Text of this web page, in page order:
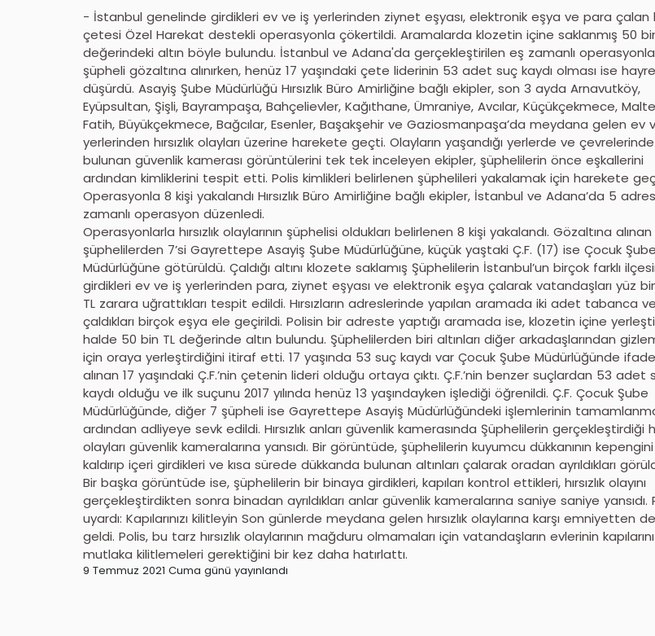
- İstanbul genelinde girdikleri ev ve iş yerlerinden ziynet eşyası, elektronik eşya ve para çalan
çetesi Özel Harekat destekli operasyonla çökertildi. Aramalarda klozetin içine saklanmış 50
değerindeki altın böyle bulundu. İstanbul ve Adana'da gerçekleştirilen eş zamanlı
şüpheli gözaltına alınırken, henüz 17 yaşındaki çete liderinin 53 adet suç kaydı olması ise
düşürdü. Asayiş Şube Müdürlüğü Hırsızlık Büro Amirliğine bağlı ekipler, son 3 ayda Arnavutköy,
Eyüpsultan, Şişli, Bayrampaşa, Bahçelievler, Kağıthane, Ümraniye, Avcılar, Küçükçekmece,
Fatih, Büyükçekmece, Bağcılar, Esenler, Başakşehir ve Gaziosmanpaşa’da meydana gelen ev
yerlerinden hırsızlık olayları üzerine harekete geçti. Olayların yaşandığı yerlerde ve çevrelerinde
bulunan güvenlik kamerası görüntülerini tek tek inceleyen ekipler, şüphelilerin önce eşkallerini
ardından kimliklerini tespit etti. Polis kimlikleri belirlenen şüphelileri yakalamak için harekete
Operasyonla 8 kişi yakalandı Hırsızlık Büro Amirliğine bağlı ekipler, İstanbul ve Adana’da 5
zamanlı operasyon düzenledi.
Operasyonlarla hırsızlık olaylarının şüphelisi oldukları belirlenen 8 kişi yakalandı. Gözaltına alınan
şüphelilerden 7’si Gayrettepe Asayiş Şube Müdürlüğüne, küçük yaştaki Ç.F. (17) ise Çocuk Şube
Müdürlüğüne götürüldü. Çaldığı altını klozete saklamış Şüphelilerin İstanbul’un birçok farklı
girdikleri ev ve iş yerlerinden para, ziynet eşyası ve elektronik eşya çalarak vatandaşları yüz
TL zarara uğrattıkları tespit edildi. Hırsızların adreslerinde yapılan aramada iki adet tabanca ve
çaldıkları birçok eşya ele geçirildi. Polisin bir adreste yaptığı aramada ise, klozetin içine
halde 50 bin TL değerinde altın bulundu. Şüphelilerden biri altınları diğer arkadaşlarından
için oraya yerleştirdiğini itiraf etti. 17 yaşında 53 suç kaydı var Çocuk Şube Müdürlüğünde
alınan 17 yaşındaki Ç.F.’nin çetenin lideri olduğu ortaya çıktı. Ç.F.’nin benzer suçlardan 53 adet
kaydı olduğu ve ilk suçunu 2017 yılında henüz 13 yaşındayken işlediği öğrenildi. Ç.F. Çocuk Şube
Müdürlüğünde, diğer 7 şüpheli ise Gayrettepe Asayiş Müdürlüğündeki işlemlerinin
ardından adliyeye sevk edildi. Hırsızlık anları güvenlik kamerasında Şüphelilerin gerçekleştirdiği
olayları güvenlik kameralarına yansıdı. Bir görüntüde, şüphelilerin kuyumcu dükkanının kepengini
kaldırıp içeri girdikleri ve kısa sürede dükkanda bulunan altınları çalarak oradan ayrıldıkları
Bir başka görüntüde ise, şüphelilerin bir binaya girdikleri, kapıları kontrol ettikleri, hırsızlık olayını
gerçekleştirdikten sonra binadan ayrıldıkları anlar güvenlik kameralarına saniye saniye yansıdı.
uyardı: Kapılarınızı kilitleyin Son günlerde meydana gelen hırsızlık olaylarına karşı emniyetten
geldi. Polis, bu tarz hırsızlık olaylarının mağduru olmamaları için vatandaşların evlerinin kapılarını
mutlaka kilitlemeleri gerektiğini bir kez daha hatırlattı.
9 Temmuz 2021 Cuma günü yayınlandı